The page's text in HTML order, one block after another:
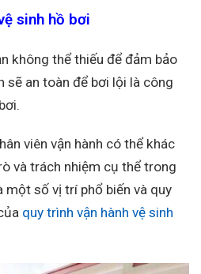
sinh hồ bơi
không thể thiếu để đảm bảo
sẽ an toàn để bơi lội là công
viên vận hành có thể khác
và trách nhiệm cụ thể trong
một số vị trí phổ biến và quy
quy trình vận hành vệ sinh